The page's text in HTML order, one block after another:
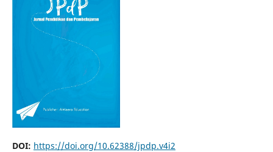
DOI: https://doi.org/10.62388/jpdp.v4i2